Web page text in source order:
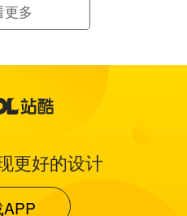
更多
更好的设计